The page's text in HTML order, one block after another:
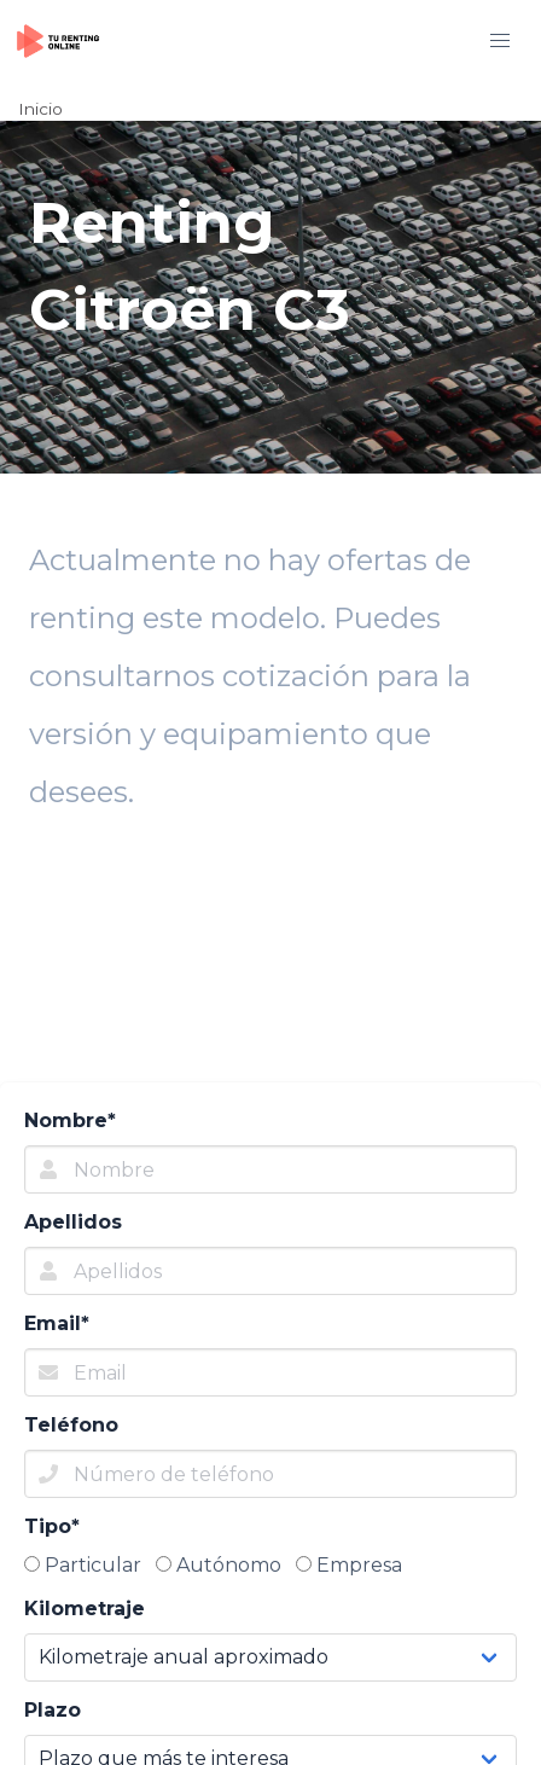
Inicio
Renting
Citroën C3
Actualmente no hay ofertas de
renting este modelo. Puedes
consultarnos cotización para la
versión y equipamiento que
desees.
Nombre*
Apellidos
Email*
Teléfono
Tipo*
Particular
Autónomo
Empresa
Kilometraje
Plazo